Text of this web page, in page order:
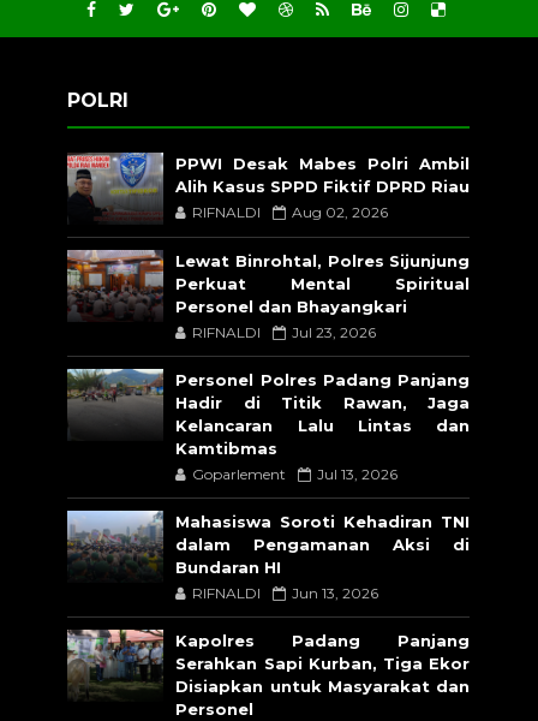
POLRI
PPWI Desak Mabes Polri Ambil
Alih Kasus SPPD Fiktif DPRD Riau
RIFNALDI Aug 02, 2026
Lewat Binrohtal, Polres Sijunjung
Perkuat Mental Spiritual
Personel dan Bhayangkari
RIFNALDI Jul 23, 2026
Personel Polres Padang Panjang
Hadir di Titik Rawan, Jaga
Kelancaran Lalu Lintas dan
Kamtibmas
Goparlement Jul 13, 2026
Mahasiswa Soroti Kehadiran TNI
dalam Pengamanan Aksi di
Bundaran HI
RIFNALDI Jun 13, 2026
Kapolres Padang Panjang
Serahkan Sapi Kurban, Tiga Ekor
Disiapkan untuk Masyarakat dan
Personel